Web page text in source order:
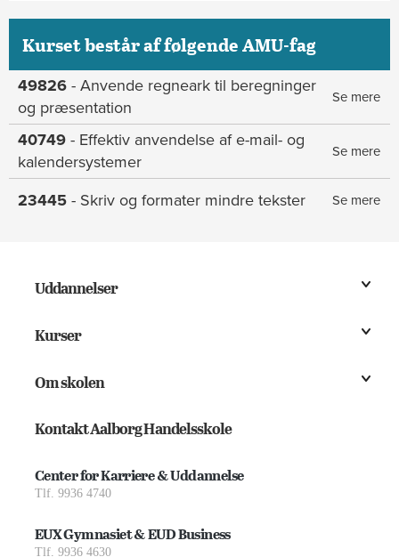
Kurset består af følgende AMU-fag
49826 - Anvende regneark til beregninger
og præsentation
Se mere
40749 - Effektiv anvendelse af e-mail- og
kalendersystemer
Se mere
23445 - Skriv og formater mindre tekster Se mere
Uddannelser
Kurser
Om skolen
Kontakt Aalborg Handelsskole
Center for Karriere & Uddannelse
Tlf. 9936 4740
EUX Gymnasiet & EUD Business
Tlf. 9936 4630